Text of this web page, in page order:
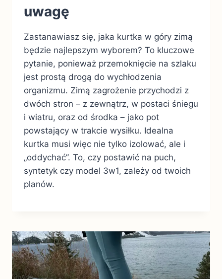
uwagę
Zastanawiasz się, jaka kurtka w góry zimą
będzie najlepszym wyborem? To kluczowe
pytanie, ponieważ przemoknięcie na szlaku
jest prostą drogą do wychłodzenia
organizmu. Zimą zagrożenie przychodzi z
dwóch stron – z zewnątrz, w postaci śniegu
i wiatru, oraz od środka – jako pot
powstający w trakcie wysiłku. Idealna
kurtka musi więc nie tylko izolować, ale i
„oddychać”. To, czy postawić na puch,
syntetyk czy model 3w1, zależy od twoich
planów.